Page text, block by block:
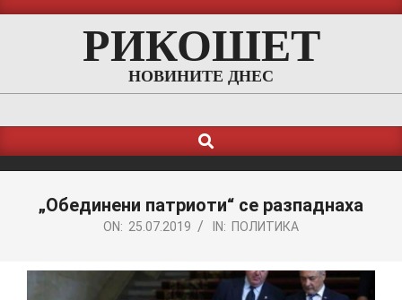
Skip
РИКОШЕТ
НОВИНИТЕ ДНЕС
Navigation
Search
„Обединени патриоти“ се разпаднаха
ON: 25.07.2019 IN: ПОЛИТИКА